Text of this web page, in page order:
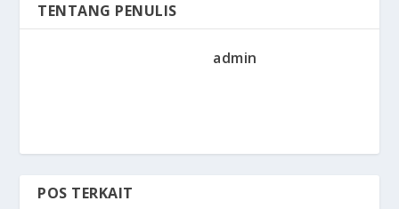
TENTANG PENULIS
admin
POS TERKAIT